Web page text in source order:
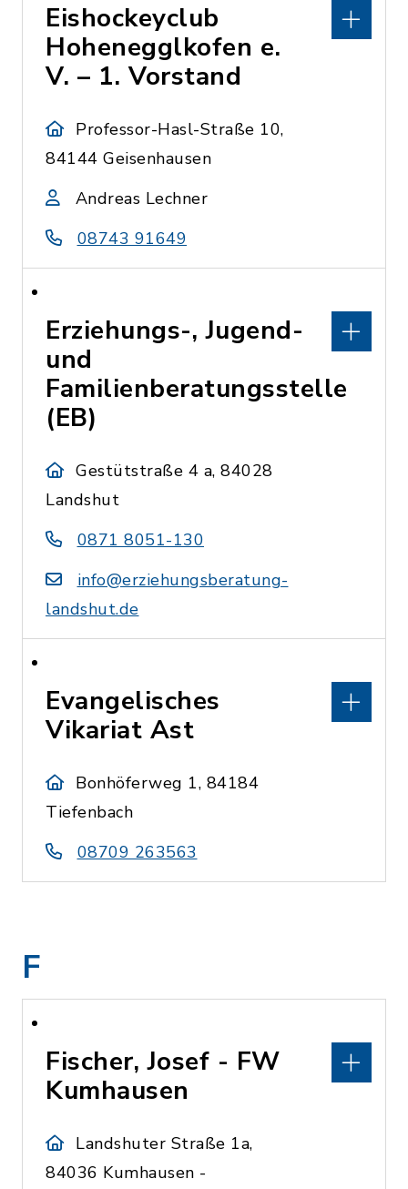
Eishockeyclub
Hohenegglkofen e.
V. – 1. Vorstand
Professor-Hasl-Straße 10,
84144 Geisenhausen
Andreas Lechner
08743 91649
Erziehungs-, Jugend-
und
Familienberatungsstelle
(EB)
Gestütstraße 4 a, 84028
Landshut
0871 8051-130
info@erziehungsberatung-
landshut.de
Evangelisches
Vikariat Ast
Bonhöferweg 1, 84184
Tiefenbach
08709 263563
F
Fischer, Josef - FW
Kumhausen
Landshuter Straße 1a,
84036 Kumhausen -